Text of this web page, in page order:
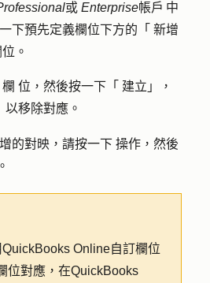
或 Enterprise帳戶 中
下預先定義欄位下方的「 新增
。
欄 位，然後按一下「 建立 」，
以移除對應。
的對映，請按一下 操作 ，然後
。
Online自訂欄位
位對應，在QuickBooks